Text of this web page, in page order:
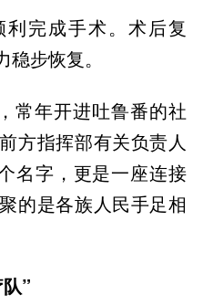
完成手术。术后复
步恢复。
常年开进吐鲁番的社
方指挥部有关负责人
名字，更是一座连接
的是各族人民手足相
”